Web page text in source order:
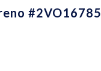
#2VO16785